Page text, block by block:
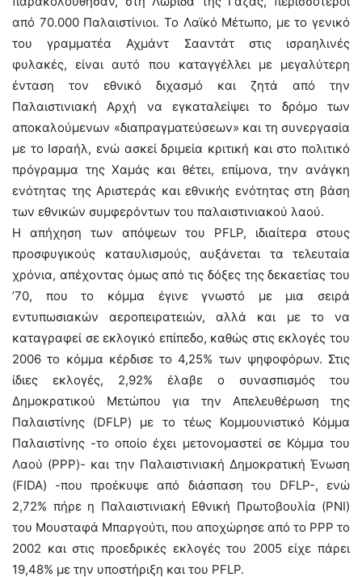
από 70.000 Παλαιστίνιοι. Το Λαϊκό Μέτωπο, με το γενικό
του γραμματέα Αχμάντ Σααντάτ στις ισραηλινές
φυλακές, είναι αυτό που καταγγέλλει με μεγαλύτερη
ένταση τον εθνικό διχασμό και ζητά από την
Παλαιστινιακή Αρχή να εγκαταλείψει το δρόμο των
αποκαλούμενων «διαπραγματεύσεων» και τη συνεργασία
με το Ισραήλ, ενώ ασκεί δριμεία κριτική και στο πολιτικό
πρόγραμμα της Χαμάς και θέτει, επίμονα, την ανάγκη
ενότητας της Αριστεράς και εθνικής ενότητας στη βάση
των εθνικών συμφερόντων του παλαιστινιακού λαού.
Η απήχηση των απόψεων του PFLP, ιδιαίτερα στους
προσφυγικούς καταυλισμούς, αυξάνεται τα τελευταία
χρόνια, απέχοντας όμως από τις δόξες της δεκαετίας του
’70, που το κόμμα έγινε γνωστό με μια σειρά
εντυπωσιακών αεροπειρατειών, αλλά και με το να
καταγραφεί σε εκλογικό επίπεδο, καθώς στις εκλογές του
2006 το κόμμα κέρδισε το 4,25% των ψηφοφόρων. Στις
ίδιες εκλογές, 2,92% έλαβε ο συνασπισμός του
Δημοκρατικού Μετώπου για την Απελευθέρωση της
Παλαιστίνης (DFLP) με το τέως Κομμουνιστικό Κόμμα
Παλαιστίνης -το οποίο έχει μετονομαστεί σε Κόμμα του
Λαού (PPP)- και την Παλαιστινιακή Δημοκρατική Ένωση
(FIDA) -που προέκυψε από διάσπαση του DFLP-, ενώ
2,72% πήρε η Παλαιστινιακή Εθνική Πρωτοβουλία (PNI)
του Μουσταφά Μπαργούτι, που αποχώρησε από το PPP το
2002 και στις προεδρικές εκλογές του 2005 είχε πάρει
19,48% με την υποστήριξη και του PFLP.